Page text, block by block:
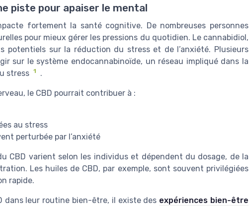
piste pour apaiser le mental
fortement la santé cognitive. De nombreuses personnes
pour mieux gérer les pressions du quotidien. Le cannabidiol,
potentiels sur la réduction du stress et de l’anxiété. Plusieurs
sur le système endocannabinoïde, un réseau impliqué dans la
stress 1 .
le CBD pourrait contribuer à :
au stress
perturbée par l’anxiété
CBD varient selon les individus et dépendent du dosage, de la
Les huiles de CBD, par exemple, sont souvent privilégiées
rapide.
dans leur routine bien-être, il existe des expériences bien-être